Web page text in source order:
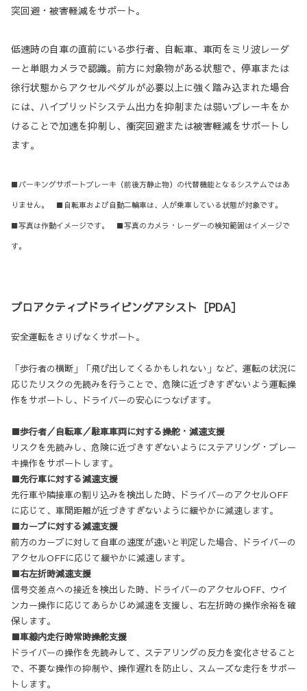
突回避・被害軽減をサポート。
低速時の自車の直前にいる歩行者、自転車、車両をミリ波レーダ
ーと単眼カメラで認識。前方に対象物がある状態で、停車または
徐行状態からアクセルペダルが必要以上に強く踏み込まれた場合
には、ハイブリッドシステム出力を抑制または弱いブレーキをか
けることで加速を抑制し、衝突回避または被害軽減をサポートし
ます。
■パーキングサポートブレーキ（前後方静止物）の代替機能となるシステムではあ
りません。 ■自転車および自動二輪車は、人が乗車している状態が対象です。
■写真は作動イメージです。 ■写真のカメラ・レーダーの検知範囲はイメージで
す。
プロアクティブドライビングアシスト［PDA］
安全運転をさりげなくサポート。
「歩行者の横断」「飛び出してくるかもしれない」など、運転の状況に
応じたリスクの先読みを行うことで、危険に近づきすぎないよう運転操
作をサポートし、ドライバーの安心につなげます。
■歩行者／自転車／駐車車両に対する操舵・減速支援
リスクを先読みし、危険に近づきすぎないようにステアリング・ブレー
キ操作をサポートします。
■先行車に対する減速支援
先行車や隣接車の割り込みを検出した時、ドライバーのアクセルOFF
に応じて、車間距離が近づきすぎないように緩やかに減速します。
■カーブに対する減速支援
前方のカーブに対して自車の速度が速いと判定した場合、ドライバーの
アクセルOFFに応じて緩やかに減速します。
■右左折時減速支援
信号交差点への接近を検出した時、ドライバーのアクセルOFF、ウイ
ンカー操作に応じてあらかじめ減速を支援し、右左折時の操作余裕を確
保します。
■車線内走行時常時操舵支援
ドライバーの操作を先読みして、ステアリングの反力を変化させること
で、不要な操作の抑制や、操作遅れを防止し、スムーズな走行をサポー
トします。